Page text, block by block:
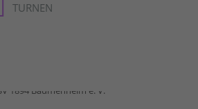
TURNEN